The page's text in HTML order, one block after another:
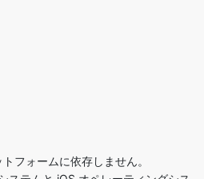
フォームに依存しません。